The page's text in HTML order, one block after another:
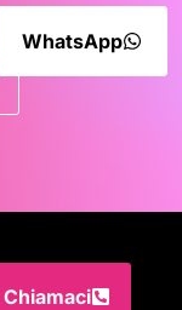
WhatsApp
Chiamaci